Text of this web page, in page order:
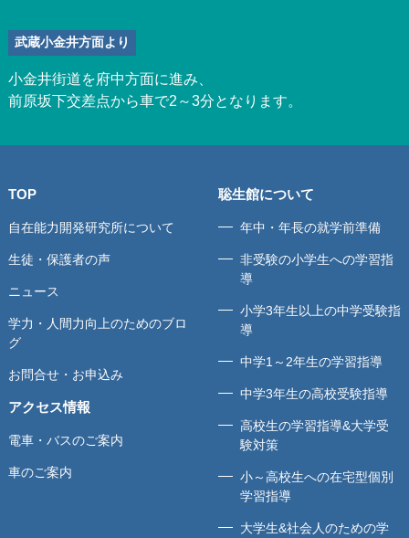
武蔵小金井方面より
小金井街道を府中方面に進み、
前原坂下交差点から車で2～3分となります。
TOP
自在能力開発研究所について
生徒・保護者の声
ニュース
学力・人間力向上のためのブロ
グ
お問合せ・お申込み
アクセス情報
電車・バスのご案内
車のご案内
聡生館について
年中・年長の就学前準備
非受験の小学生への学習指
導
小学3年生以上の中学受験指
導
中学1～2年生の学習指導
中学3年生の高校受験指導
高校生の学習指導&大学受
験対策
小～高校生への在宅型個別
学習指導
大学生&社会人のための学